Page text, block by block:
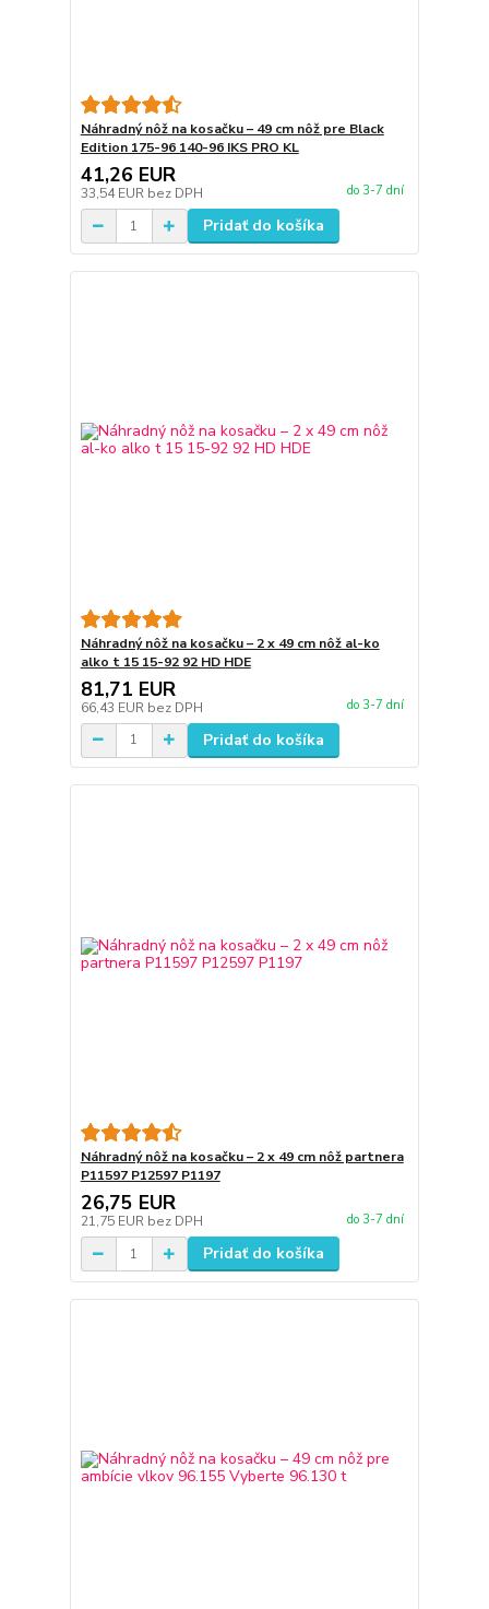
Náhradný nôž na kosačku – 49 cm nôž pre Black
Edition 175-96 140-96 IKS PRO KL
41,26 EUR
33,54 EUR bez DPH do 3-7 dní
Pridať do košíka
Náhradný nôž na kosačku – 2 x 49 cm nôž al-ko
alko t 15 15-92 92 HD HDE
81,71 EUR
66,43 EUR bez DPH do 3-7 dní
Pridať do košíka
Náhradný nôž na kosačku – 2 x 49 cm nôž partnera
P11597 P12597 P1197
26,75 EUR
21,75 EUR bez DPH do 3-7 dní
Pridať do košíka